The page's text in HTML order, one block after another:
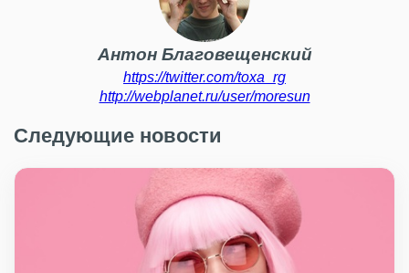
Антон Благовещенский
https://twitter.com/toxa_rg
http://webplanet.ru/user/moresun
Следующие новости